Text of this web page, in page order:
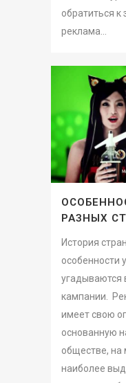
обратиться к
реклама...
РАЗНЫХ
История
особенности
угадываются
кампании.
имеет свою
основанную
обществе, на
наиболее